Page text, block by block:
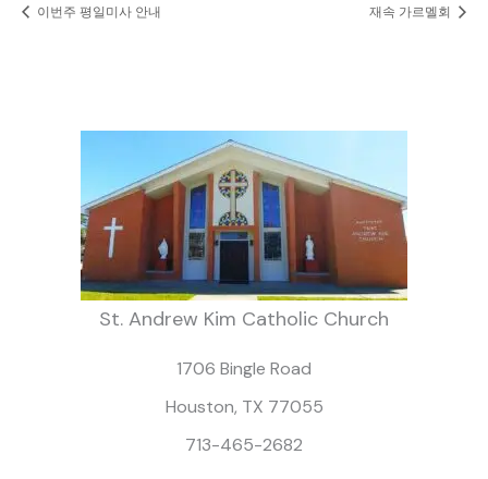
이번주 평일미사 안내 재속 가르멜회
St. Andrew Kim Catholic Church
1706 Bingle Road
Houston, TX 77055
713-465-2682